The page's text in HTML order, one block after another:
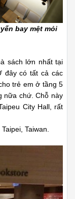
bay mệt mỏi
sách lớn nhất tại
đây có tất cả các
trẻ em ở tầng 5
nữa chứ. Chỗ này
City Hall, rất
Taiwan.